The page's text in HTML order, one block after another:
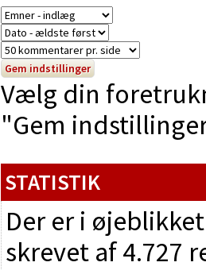
Vælg din
"Gem
STATISTIK
Der er i
skrevet af 4.727